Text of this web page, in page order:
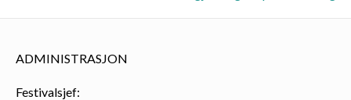
ADMINISTRASJON
Festivalsjef: